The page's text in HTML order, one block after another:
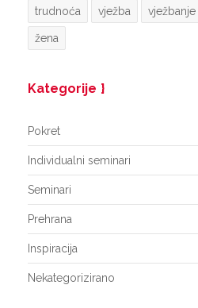
trudnoća vježba vježbanje
žena
Kategorije
Pokret
Individualni seminari
Seminari
Prehrana
Inspiracija
Nekategorizirano